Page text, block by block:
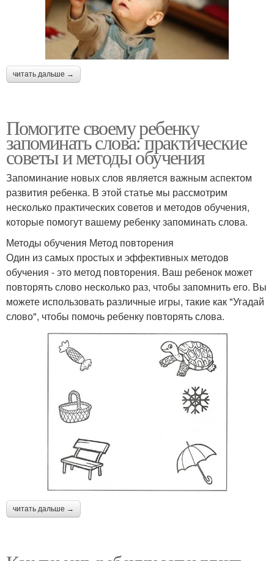
читать дальше →
Помогите своему ребенку
запоминать слова: практические
советы и методы обучения
Запоминание новых слов является важным аспектом
развития ребенка. В этой статье мы рассмотрим
несколько практических советов и методов обучения,
которые помогут вашему ребенку запоминать слова.
Методы обучения Метод повторения
Один из самых простых и эффективных методов
обучения - это метод повторения. Ваш ребенок может
повторять слово несколько раз, чтобы запомнить его. Вы
можете использовать различные игры, такие как "Угадай
слово", чтобы помочь ребенку повторять слова.
читать дальше →